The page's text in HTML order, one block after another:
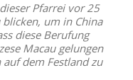
Pfarrei vor 25
blicken, um in China
diese Berufung
Macau gelungen
dem Festland zu